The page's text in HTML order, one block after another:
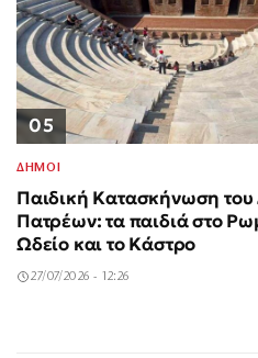
05
ΔΗΜΟΙ
Παιδική Κατασκήνωση
Πατρέων: τα παιδιά στο
Ωδείο και το Κάστρο
27/07/2026 - 12:26